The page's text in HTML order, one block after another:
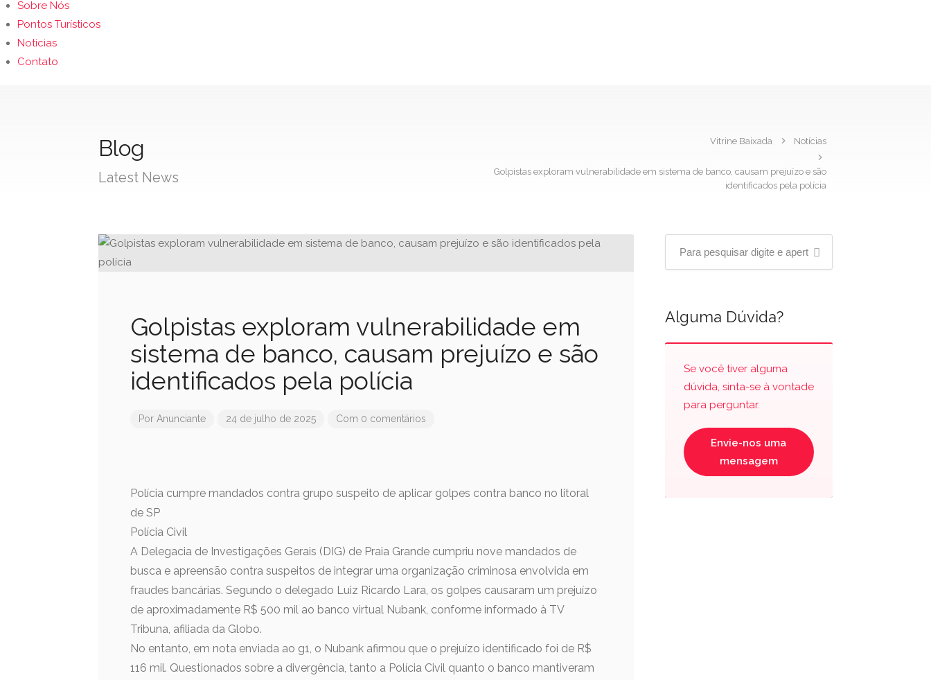
Sobre Nós
Pontos Turísticos
Notícias
Contato
Blog
Latest News
Vitrine Baixada Notícias
Golpistas exploram vulnerabilidade em sistema de banco, causam prejuízo e são
identificados pela polícia
Golpistas exploram vulnerabilidade em
sistema de banco, causam prejuízo e são
identificados pela polícia
Por Anunciante 24 de julho de 2025 Com 0 comentários
Polícia cumpre mandados contra grupo suspeito de aplicar golpes contra banco no litoral
de SP
Polícia Civil
A Delegacia de Investigações Gerais (DIG) de Praia Grande cumpriu nove mandados de
busca e apreensão contra suspeitos de integrar uma organização criminosa envolvida em
fraudes bancárias. Segundo o delegado Luiz Ricardo Lara, os golpes causaram um prejuízo
de aproximadamente R$ 500 mil ao banco virtual Nubank, conforme informado à TV
Tribuna, afiliada da Globo.
No entanto, em nota enviada ao g1, o Nubank afirmou que o prejuízo identificado foi de R$
116 mil. Questionados sobre a divergência, tanto a Polícia Civil quanto o banco mantiveram
Alguma Dúvida?
Se você tiver alguma
dúvida, sinta-se à vontade
para perguntar.
Envie-nos uma
mensagem